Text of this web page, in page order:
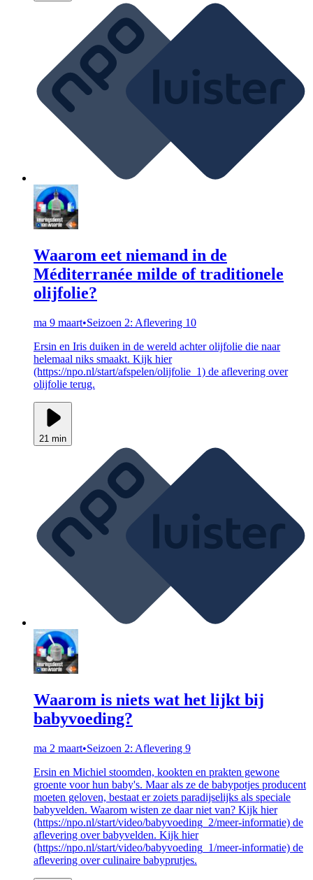
Waarom eet niemand in de
Méditerranée milde of traditionele
olijfolie?
ma 9 maart•Seizoen 2: Aflevering 10
Ersin en Iris duiken in de wereld achter olijfolie die naar
helemaal niks smaakt. Kijk hier
(https://npo.nl/start/afspelen/olijfolie_1) de aflevering over
olijfolie terug.
21 min
Waarom is niets wat het lijkt bij
babyvoeding?
ma 2 maart•Seizoen 2: Aflevering 9
Ersin en Michiel stoomden, kookten en prakten gewone
groente voor hun baby's. Maar als ze de babypotjes producent
moeten geloven, bestaat er zoiets paradijselijks als speciale
babyvelden. Waarom wisten ze daar niet van? Kijk hier
(https://npo.nl/start/video/babyvoeding_2/meer-informatie) de
aflevering over babyvelden. Kijk hier
(https://npo.nl/start/video/babyvoeding_1/meer-informatie) de
aflevering over culinaire babyprutjes.